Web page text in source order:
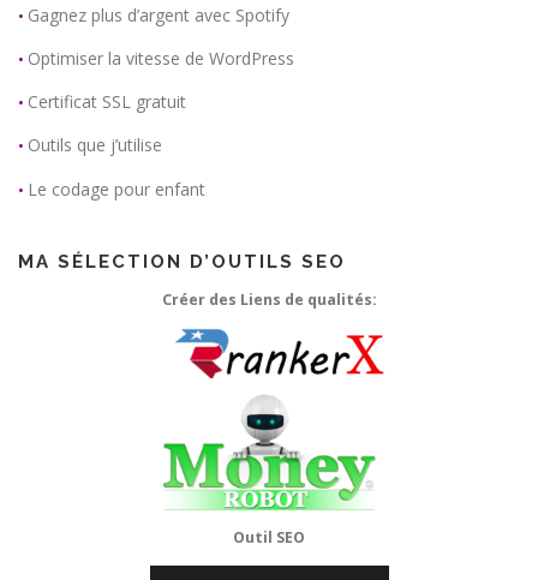
• Gagnez plus d’argent avec Spotify
• Optimiser la vitesse de WordPress
• Certificat SSL gratuit
• Outils que j’utilise
• Le codage pour enfant
MA SÉLECTION D’OUTILS SEO
Créer des Liens de qualités:
Outil SEO